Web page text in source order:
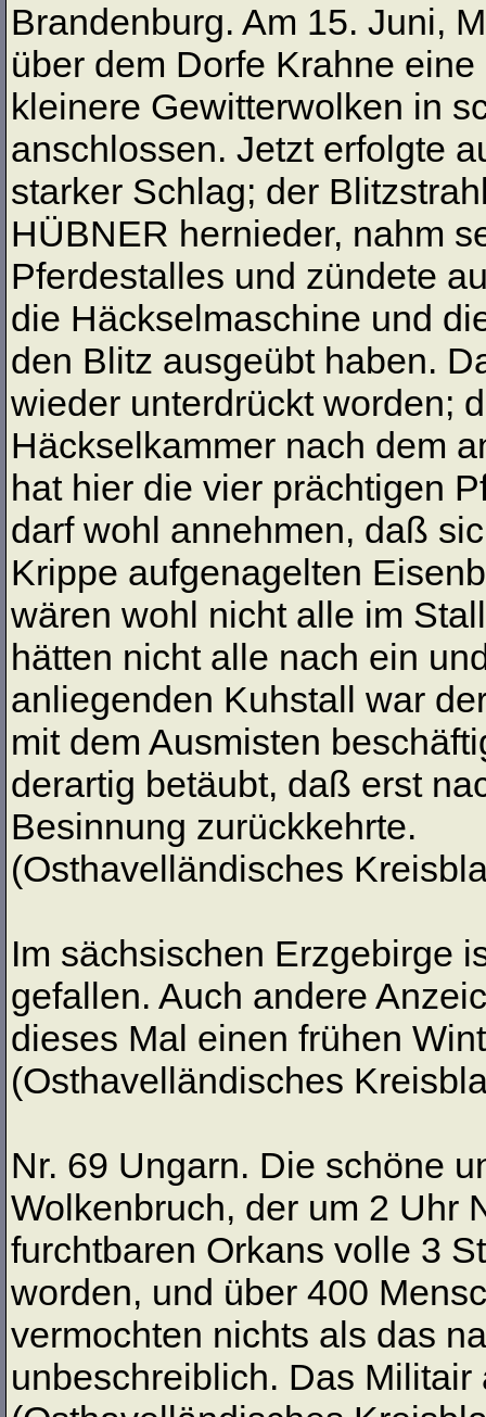
Brandenburg. Am 15. Juni,
über dem Dorfe Krahne
kleinere Gewitterwolken in
anschlossen. Jetzt erfolgte
starker Schlag; der
HÜBNER hernieder, nahm
Pferdestalles und zündete
die Häckselmaschine und
den Blitz ausgeübt haben.
wieder unterdrückt worden;
Häckselkammer nach dem
hat hier die vier prächtigen
darf wohl annehmen, daß
Krippe aufgenagelten
wären wohl nicht alle im
hätten nicht alle nach ein
anliegenden Kuhstall war
mit dem Ausmisten
derartig betäubt, daß erst
Besinnung zurückkehrte.
(Osthavelländisches
Im sächsischen Erzgebirge
gefallen. Auch andere
dieses Mal einen frühen
(Osthavelländisches
Nr. 69 Ungarn. Die schöne
Wolkenbruch, der um 2 Uhr
furchtbaren Orkans volle 3
worden, und über 400
vermochten nichts als das
unbeschreiblich. Das